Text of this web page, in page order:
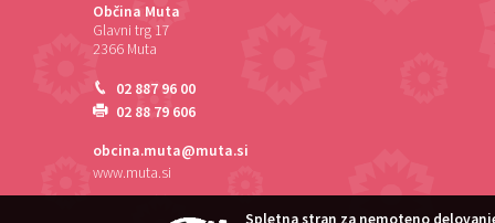
Občina Muta
Glavni trg 17
2366 Muta
02 887 96 00
02 88 79 606
obcina.muta@muta.si
www.muta.si
Spletna stran za nemoteno